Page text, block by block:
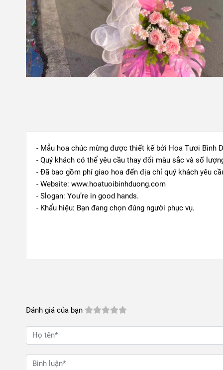
- Mẫu hoa chúc mừng được thiết kế bởi Hoa Tươi Bình
- Quý khách có thể yêu cầu thay đổi màu sắc và số
- Đã bao gồm phí giao hoa đến địa chỉ quý khách yêu
- Website: www.hoatuoibinhduong.com
- Slogan: You’re in good hands.
- Khẩu hiệu: Bạn đang chọn đúng người phục vụ.
Đánh giá của bạn